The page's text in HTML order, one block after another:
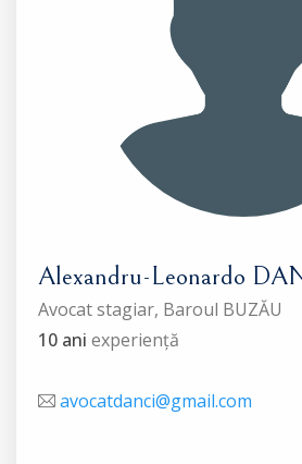
Alexandru-Leonardo
Avocat stagiar, Baroul BUZĂU
10 ani experiență
avocatdanci@gmail.com